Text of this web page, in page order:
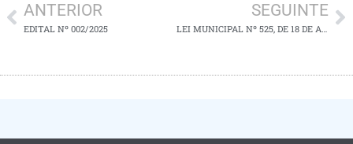
ANTERIOR
EDITAL Nº 002/2025
SEGUINTE
LEI MUNICIPAL Nº 525, DE 18 DE AGOSTO DE 2025